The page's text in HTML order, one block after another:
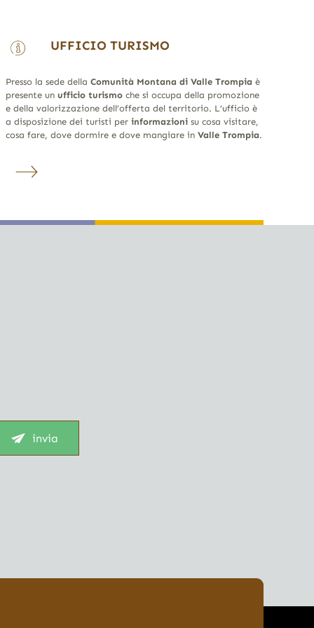
UFFICIO TURISMO
Presso la sede della Comunità Montana di Valle Trompia è
presente un ufficio turismoche si occupa della promozione
e della valorizzazione dell’offerta del territorio. L’ufficio è
a disposizione dei turisti per informazionisu cosa visitare,
cosa fare, dove dormire e dove mangiare in Valle Trompia.
invia